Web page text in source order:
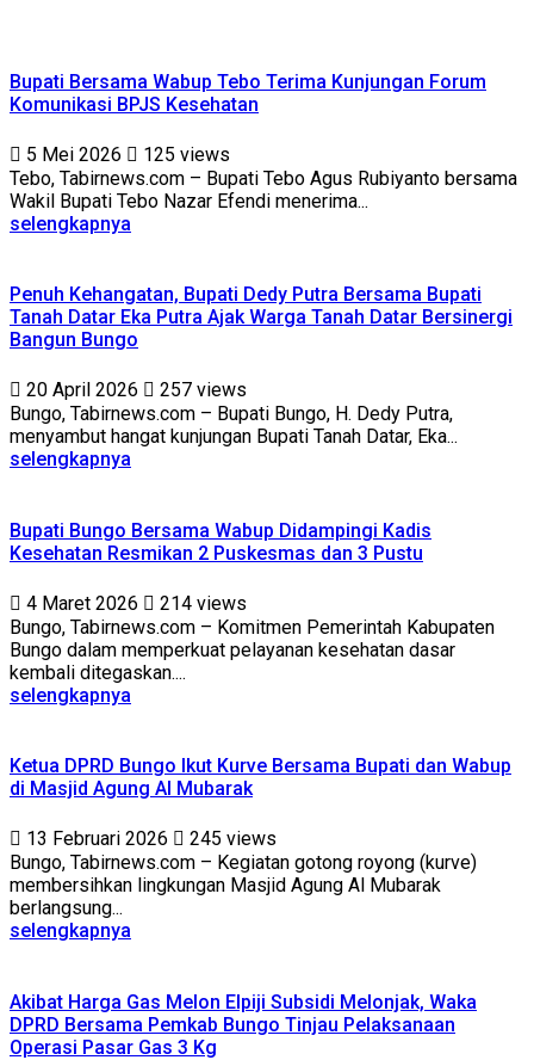
Bupati Bersama Wabup Tebo Terima Kunjungan Forum
Komunikasi BPJS Kesehatan
5 Mei 2026
125 views
Tebo, Tabirnews.com – Bupati Tebo Agus Rubiyanto bersama
Wakil Bupati Tebo Nazar Efendi menerima...
selengkapnya
Penuh Kehangatan, Bupati Dedy Putra Bersama Bupati
Tanah Datar Eka Putra Ajak Warga Tanah Datar Bersinergi
Bangun Bungo
20 April 2026
257 views
Bungo, Tabirnews.com – Bupati Bungo, H. Dedy Putra,
menyambut hangat kunjungan Bupati Tanah Datar, Eka...
selengkapnya
Bupati Bungo Bersama Wabup Didampingi Kadis
Kesehatan Resmikan 2 Puskesmas dan 3 Pustu
4 Maret 2026
214 views
Bungo, Tabirnews.com – Komitmen Pemerintah Kabupaten
Bungo dalam memperkuat pelayanan kesehatan dasar
kembali ditegaskan....
selengkapnya
Ketua DPRD Bungo Ikut Kurve Bersama Bupati dan Wabup
di Masjid Agung Al Mubarak
13 Februari 2026
245 views
Bungo, Tabirnews.com – Kegiatan gotong royong (kurve)
membersihkan lingkungan Masjid Agung Al Mubarak
berlangsung...
selengkapnya
Akibat Harga Gas Melon Elpiji Subsidi Melonjak, Waka
DPRD Bersama Pemkab Bungo Tinjau Pelaksanaan
Operasi Pasar Gas 3 Kg